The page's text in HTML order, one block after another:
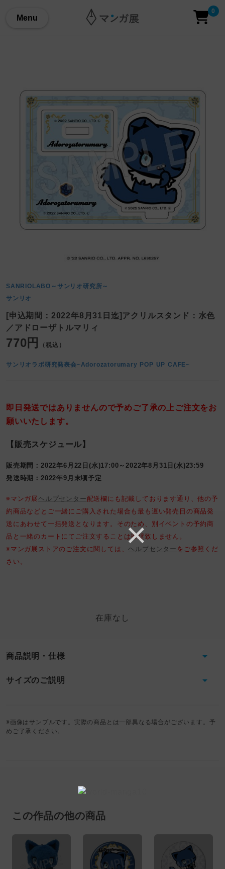
Menu
0
SANRIOLABO～サンリオ研究所～
サンリオ
[申込期間：2022年8月31日迄]アクリルスタンド：水色
／アドローザトルマリィ
770円 （税込）
サンリオラボ研究発表会~Adorozatorumary POP UP CAFE~
即日発送ではありませんので予めご了承の上ご注文をお
願いいたします。
【販売スケジュール】
販売期間：2022年6月22日(水)17:00～2022年8月31日(水)23:59
発送時期：2022年9月末頃予定
※マンガ展ヘルプセンター 配送欄にも記載しております通り、他の予
約商品などとご一緒にご購入された場合も最も遅い発売日の商品発
送にあわせて一括発送となります。そのため、別イベントの予約商
品と一緒のカートにてご注文することは推奨致しません。
※マンガ展ストアのご注文に関しては、ヘルプセンター をご参照くだ
さい。
在庫なし
商品説明・仕様
サイズのご説明
※画像はサンプルです。実際の商品とは一部異なる場合がございます。予
めご了承ください。
この作品の他の商品